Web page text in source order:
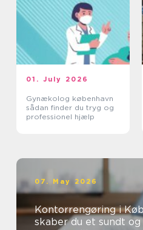
01. July 2026
Gynækolog københavn
sådan finder du tryg og
professionel hjælp
07. May 2026
Kontorrengøring i
skaber du et sundt